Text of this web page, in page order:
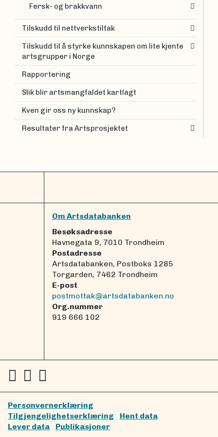
Fersk- og brakkvann
Tilskudd til nettverkstiltak
Tilskudd til å styrke kunnskapen om lite kjente
artsgrupper i Norge
Rapportering
Slik blir artsmangfaldet kartlagt
Kven gir oss ny kunnskap?
Resultater fra Artsprosjektet
Om Artsdatabanken
Besøksadresse
Havnegata 9, 7010 Trondheim
Postadresse
Artsdatabanken, Postboks 1285
Torgarden, 7462 Trondheim
E-post
postmottak@artsdatabanken.no
Org.nummer
919 666 102
Personvernerklæring
Tilgjengelighetserklæring
Hent data
Lever data
Publikasjoner